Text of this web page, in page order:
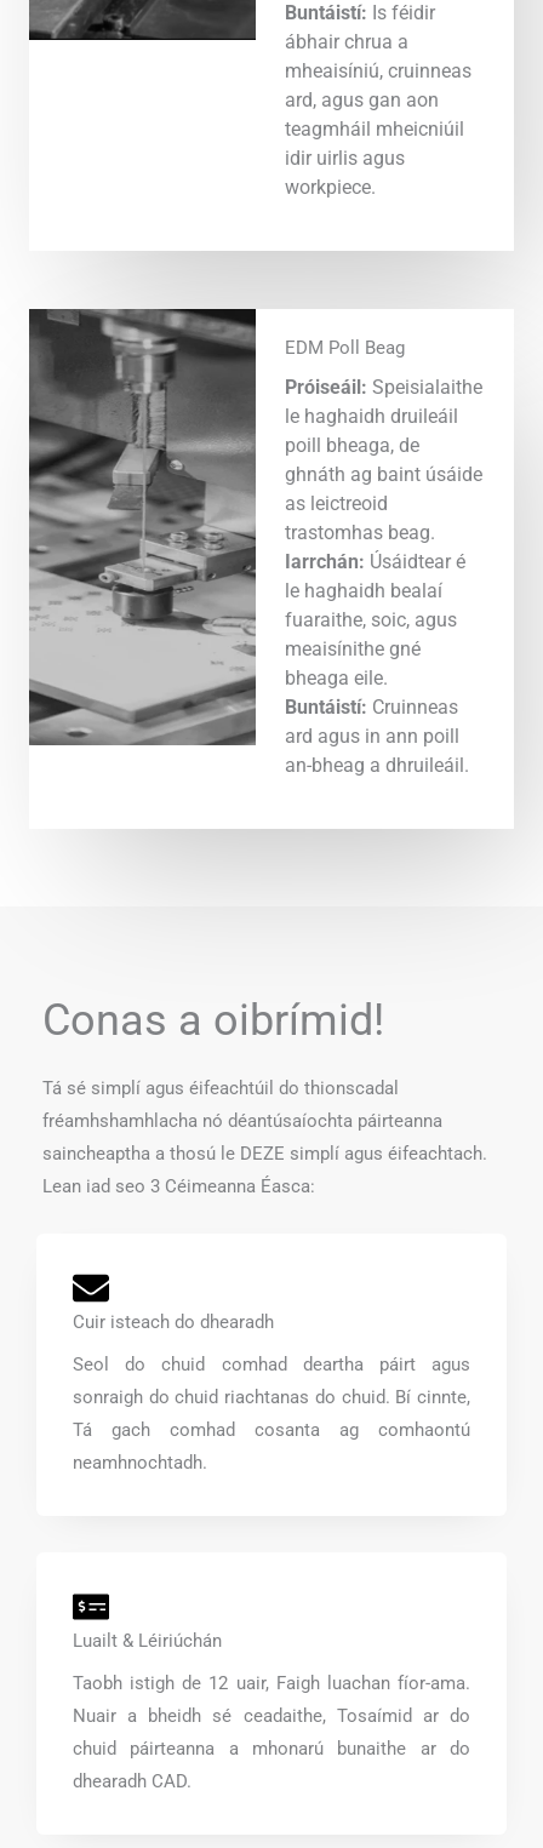
Buntáistí: Is féidir
ábhair chrua a
mheaisíniú, cruinneas
ard, agus gan aon
teagmháil mheicniúil
idir uirlis agus
workpiece.
EDM Poll Beag
Próiseáil: Speisialaithe
le haghaidh druileáil
poill bheaga, de
ghnáth ag baint úsáide
as leictreoid
trastomhas beag.
Iarrchán: Úsáidtear é
le haghaidh bealaí
fuaraithe, soic, agus
meaisínithe gné
bheaga eile.
Buntáistí: Cruinneas
ard agus in ann poill
an-bheag a dhruileáil.
Conas a oibrímid!
Tá sé simplí agus éifeachtúil do thionscadal
fréamhshamhlacha nó déantúsaíochta páirteanna
saincheaptha a thosú le DEZE simplí agus éifeachtach.
Lean iad seo 3 Céimeanna Éasca:
Cuir isteach do dhearadh
Seol do chuid comhad deartha páirt agus
sonraigh do chuid riachtanas do chuid. Bí cinnte,
Tá gach comhad cosanta ag comhaontú
neamhnochtadh.
Luailt & Léiriúchán
Taobh istigh de 12 uair, Faigh luachan fíor-ama.
Nuair a bheidh sé ceadaithe, Tosaímid ar do
chuid páirteanna a mhonarú bunaithe ar do
dhearadh CAD.